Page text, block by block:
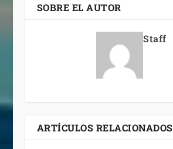
SOBRE EL AUTOR
Staff
ARTÍCULOS RELACIONADOS